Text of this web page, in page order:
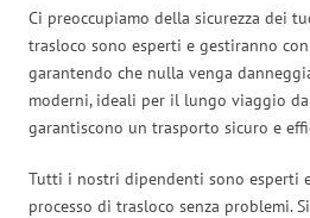
Ci preoccupiamo della sicurezza dei
trasloco sono esperti e gestiranno
garantendo che nulla venga
moderni, ideali per il lungo viaggio da
garantiscono un trasporto sicuro e
Tutti i nostri dipendenti sono esperti
processo di trasloco senza problemi.